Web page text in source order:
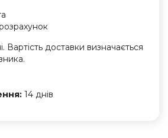
Вартість доставки визначається
14 днів